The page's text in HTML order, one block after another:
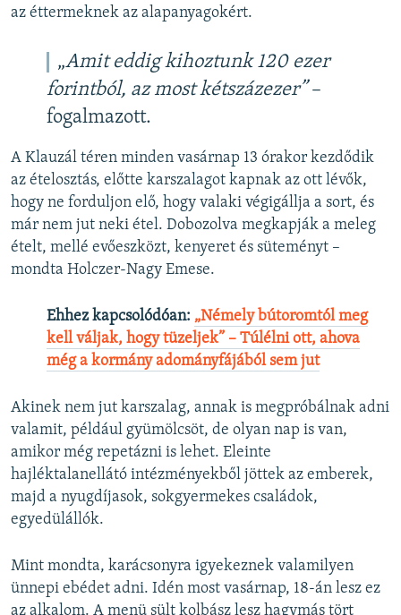
az éttermeknek az alapanyagokért.
„​Amit eddig kihoztunk 120 ezer
forintból, az most kétszázezer”–
fogalmazott.
A Klauzál téren minden vasárnap 13 órakor kezdődik
az ételosztás, előtte karszalagot kapnak az ott lévők,
hogy ne forduljon elő, hogy valaki végigállja a sort, és
már nem jut neki étel. Dobozolva megkapják a meleg
ételt, mellé evőeszközt, kenyeret és süteményt –
mondta Holczer-Nagy Emese.
Ehhez kapcsolódóan: „Némely bútoromtól meg
kell váljak, hogy tüzeljek” – Túlélni ott, ahova
még a kormány adományfájából sem jut
Akinek nem jut karszalag, annak is megpróbálnak adni
valamit, például gyümölcsöt, de olyan nap is van,
amikor még repetázni is lehet. Eleinte
hajléktalanellátó intézményekből jöttek az emberek,
majd a nyugdíjasok, sokgyermekes családok,
egyedülállók.
Mint mondta, karácsonyra igyekeznek valamilyen
ünnepi ebédet adni. Idén most vasárnap, 18-án lesz ez
az alkalom. A menü sült kolbász lesz hagymás tört